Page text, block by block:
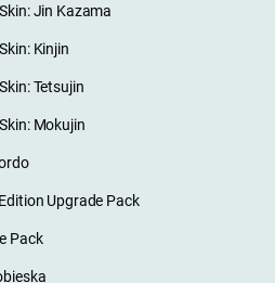
Jin Kazama
Kinjin
Tetsujin
Mokujin
Upgrade Pack
Pack